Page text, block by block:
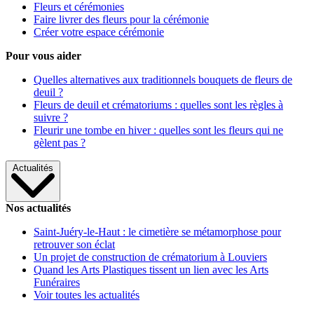
Fleurs et cérémonies
Faire livrer des fleurs pour la cérémonie
Créer votre espace cérémonie
Pour vous aider
Quelles alternatives aux traditionnels bouquets de fleurs de
deuil ?
Fleurs de deuil et crématoriums : quelles sont les règles à
suivre ?
Fleurir une tombe en hiver : quelles sont les fleurs qui ne
gèlent pas ?
Actualités
Nos actualités
Saint-Juéry-le-Haut : le cimetière se métamorphose pour
retrouver son éclat
Un projet de construction de crématorium à Louviers
Quand les Arts Plastiques tissent un lien avec les Arts
Funéraires
Voir toutes les actualités